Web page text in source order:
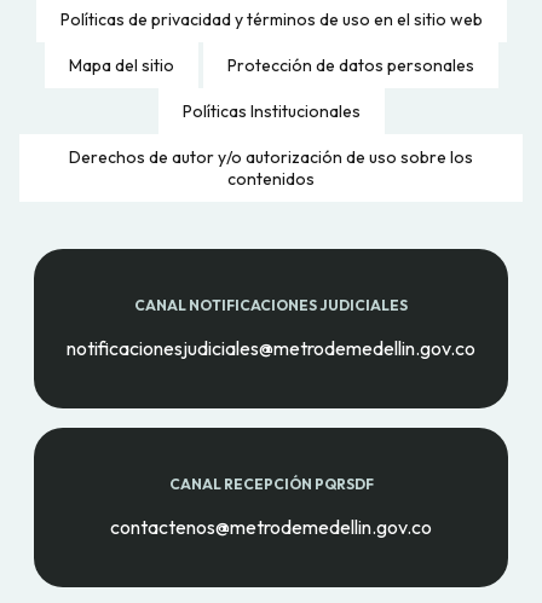
Políticas de privacidad y términos de uso en el sitio web
Mapa del sitio Protección de datos personales
Políticas Institucionales
Derechos de autor y/o autorización de uso sobre los
contenidos
CANAL NOTIFICACIONES JUDICIALES
notificacionesjudiciales@metrodemedellin.gov.co
CANAL RECEPCIÓN PQRSDF
contactenos@metrodemedellin.gov.co